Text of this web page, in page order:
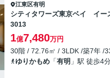
江東区有明
シティタワーズ東京ベイ イー
3013
1億7,480万円
30階 / 72.76㎡ / 3LDK /築7年 /
ゆりかもめ 「有明 」駅 徒歩4